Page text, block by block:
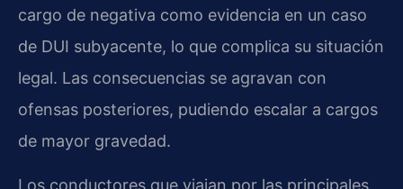
cargo de negativa como evidencia en un caso
de DUI subyacente, lo que complica su situación
legal. Las consecuencias se agravan con
ofensas posteriores, pudiendo escalar a cargos
de mayor gravedad.
Los conductores que viajan por las principales